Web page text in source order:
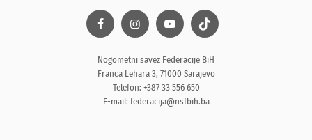
Nogometni savez Federacije BiH
Franca Lehara 3, 71000 Sarajevo
Telefon: +387 33 556 650
E-mail: federacija@nsfbih.ba